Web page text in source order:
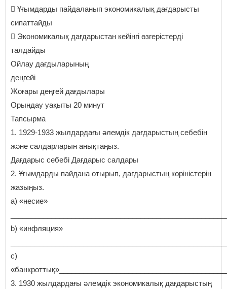
 Ұғымдарды пайдаланып экономикалық дағдарысты
сипаттайды
 Экономикалық дағдарыстан кейінгі өзгерістерді
талдайды
Ойлау дағдыларының
деңгейі
Жоғары деңгей дағдылары
Орындау уақыты 20 минут
Тапсырма
1. 1929-1933 жылдардағы әлемдік дағдарыстың себебін
және салдарларын анықтаңыз.
Дағдарыс себебі Дағдарыс салдары
2. Ұғымдарды пайдана отырып, дағдарыстың көріністерін
жазыңыз.
a) «несие»
b) «инфляция»
c)
3. 1930 жылдардағы әлемдік экономикалық дағдарыстың